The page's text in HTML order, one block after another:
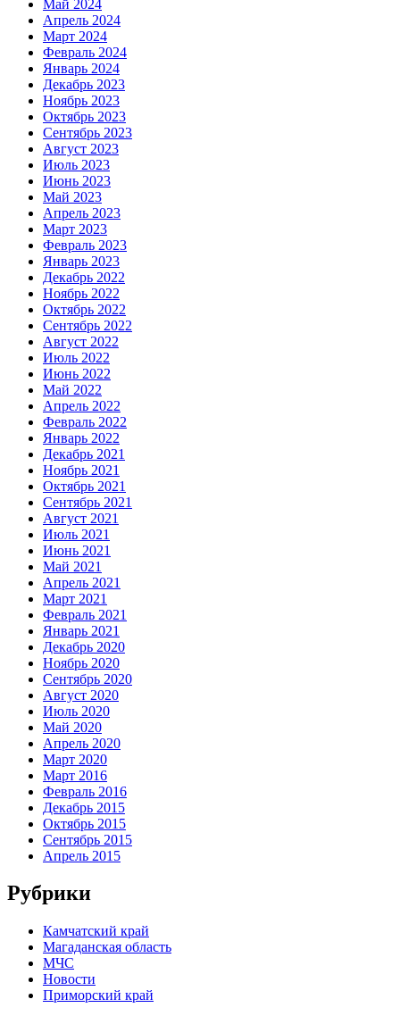
Май 2024
Апрель 2024
Март 2024
Февраль 2024
Январь 2024
Декабрь 2023
Ноябрь 2023
Октябрь 2023
Сентябрь 2023
Август 2023
Июль 2023
Июнь 2023
Май 2023
Апрель 2023
Март 2023
Февраль 2023
Январь 2023
Декабрь 2022
Ноябрь 2022
Октябрь 2022
Сентябрь 2022
Август 2022
Июль 2022
Июнь 2022
Май 2022
Апрель 2022
Февраль 2022
Январь 2022
Декабрь 2021
Ноябрь 2021
Октябрь 2021
Сентябрь 2021
Август 2021
Июль 2021
Июнь 2021
Май 2021
Апрель 2021
Март 2021
Февраль 2021
Январь 2021
Декабрь 2020
Ноябрь 2020
Сентябрь 2020
Август 2020
Июль 2020
Май 2020
Апрель 2020
Март 2020
Март 2016
Февраль 2016
Декабрь 2015
Октябрь 2015
Сентябрь 2015
Апрель 2015
Рубрики
Камчатский край
Магаданская область
МЧС
Новости
Приморский край